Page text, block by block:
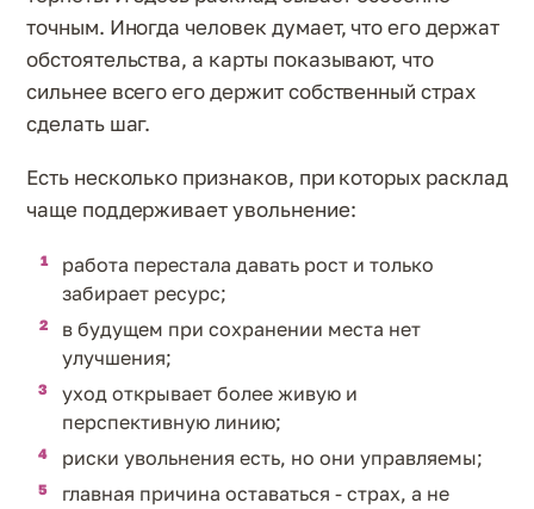
точным. Иногда человек думает, что его держат
обстоятельства, а карты показывают, что
сильнее всего его держит собственный страх
сделать шаг.
Есть несколько признаков, при которых расклад
чаще поддерживает увольнение:
работа перестала давать рост и только
забирает ресурс;
в будущем при сохранении места нет
улучшения;
уход открывает более живую и
перспективную линию;
риски увольнения есть, но они управляемы;
главная причина оставаться - страх, а не